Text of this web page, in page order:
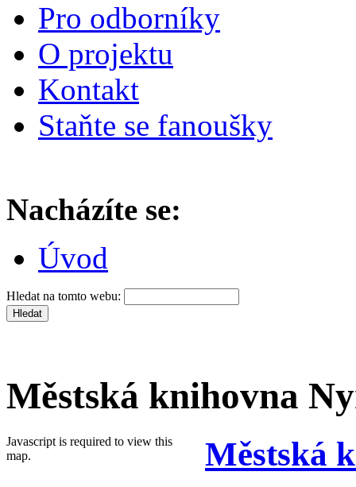
Pro odborníky
O projektu
Kontakt
Staňte se fanoušky
Nacházíte se:
Úvod
Hledat na tomto webu:
Městská knihovna
Javascript is required to view this
map.
Městská